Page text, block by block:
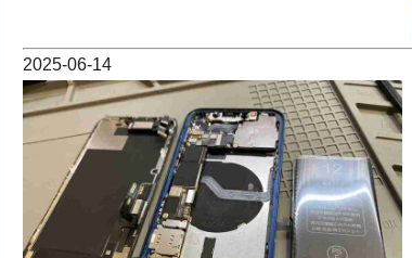
2025-06-14